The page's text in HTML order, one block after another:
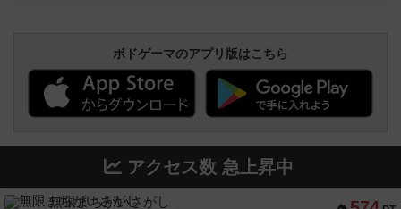
ボドゲーマのアプリ版はこちら
アクセス数 急上昇中
無限まちがいさがし